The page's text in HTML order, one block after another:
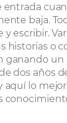
entrada
baja.
y escribir.
historias o
ganando
dos años
aquí lo